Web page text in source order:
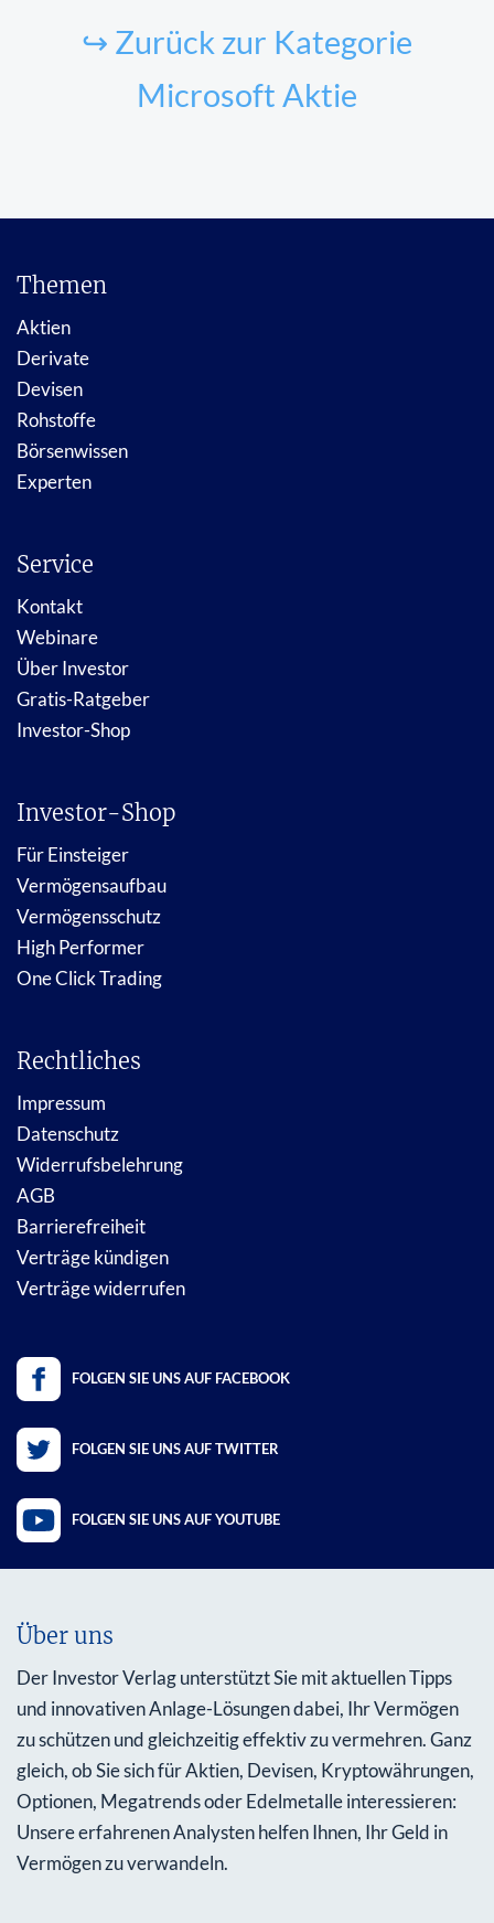
↪ Zurück zur Kategorie
Microsoft Aktie
Themen
Aktien
Derivate
Devisen
Rohstoffe
Börsenwissen
Experten
Service
Kontakt
Webinare
Über Investor
Gratis-Ratgeber
Investor-Shop
Investor-Shop
Für Einsteiger
Vermögensaufbau
Vermögensschutz
High Performer
One Click Trading
Rechtliches
Impressum
Datenschutz
Widerrufsbelehrung
AGB
Barrierefreiheit
Verträge kündigen
Verträge widerrufen
FOLGEN SIE UNS AUF FACEBOOK
FOLGEN SIE UNS AUF TWITTER
FOLGEN SIE UNS AUF YOUTUBE
Über uns
Der Investor Verlag unterstützt Sie mit aktuellen Tipps
und innovativen Anlage-Lösungen dabei, Ihr Vermögen
zu schützen und gleichzeitig effektiv zu vermehren. Ganz
gleich, ob Sie sich für Aktien, Devisen, Kryptowährungen,
Optionen, Megatrends oder Edelmetalle interessieren:
Unsere erfahrenen Analysten helfen Ihnen, Ihr Geld in
Vermögen zu verwandeln.